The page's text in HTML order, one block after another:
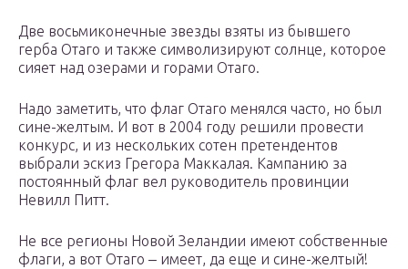
Две восьмиконечные звезды взяты из бывшего
герба Отаго и также символизируют солнце, которое
сияет над озерами и горами Отаго.
Надо заметить, что флаг Отаго менялся часто, но был
сине-желтым. И вот в 2004 году решили провести
конкурс, и из нескольких сотен претендентов
выбрали эскиз Грегора Маккалая. Кампанию за
постоянный флаг вел руководитель провинции
Невилл Питт.
Не все регионы Новой Зеландии имеют собственные
флаги, а вот Отаго ‒ имеет, да еще и сине-желтый!